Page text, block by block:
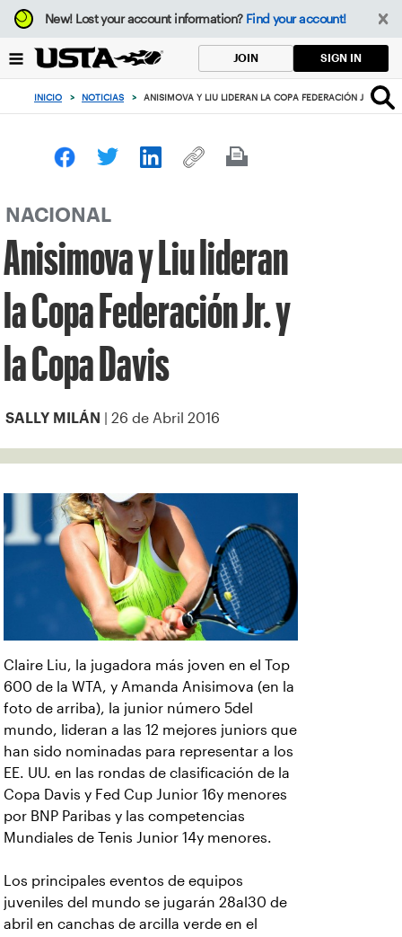
Enfoque
desde
botón
volver
principio
New!Lost your account information? Find your account!
JOIN SIGN IN
INICIO > NOTICIAS > ANISIMOVA Y LIU LIDERAN LA COPA FEDERACIÓN JR. Y LA
NACIONAL
Anisimova y Liu lideran
la Copa Federación Jr. y
la Copa Davis
SALLY MILÁN | 26 de Abril 2016
Claire Liu, la jugadora más joven en el Top
600 de la WTA, y Amanda Anisimova (en la
foto de arriba), la junior número 5del
mundo, lideran a las 12 mejores juniors que
han sido nominadas para representar a los
EE. UU. en las rondas de clasificación de la
Copa Davis y Fed Cup Junior 16y menores
por BNP Paribas y las competencias
Mundiales de Tenis Junior 14y menores.
Los principales eventos de equipos
juveniles del mundo se jugarán 28al30 de
abril en canchas de arcilla verde en el